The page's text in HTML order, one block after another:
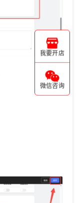
我要开店
微信咨询